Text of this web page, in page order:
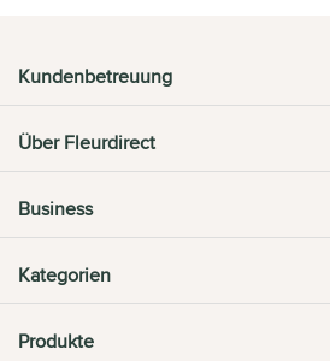
Kundenbetreuung
Über Fleurdirect
Business
Kategorien
Produkte